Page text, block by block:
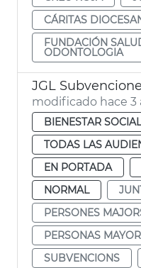
CÁRITAS
FUNDACIÓN
ODONTOLOGIA
modificado hace 3
BIENESTAR SOCIAL
TODAS LAS
EN PORTADA
NORMAL
PERSONES
PERSONAS
SUBVENCIONS